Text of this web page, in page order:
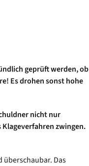
geprüft werden, ob
Es drohen sonst hohe
nicht nur
zwingen.
überschaubar. Das